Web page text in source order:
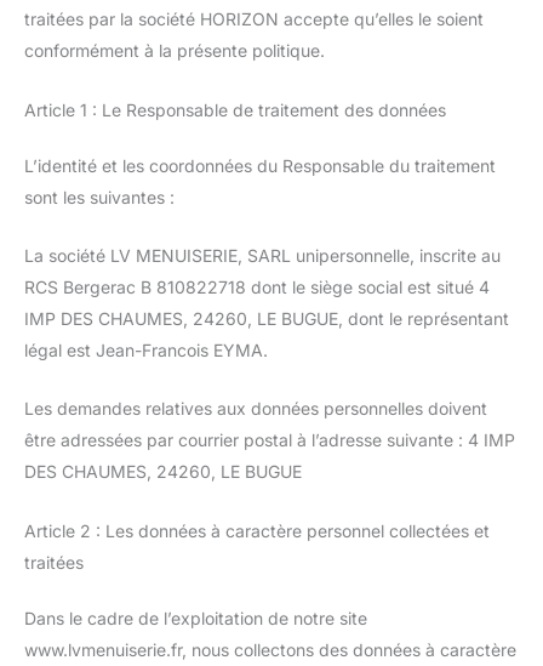
traitées par la société HORIZON accepte qu’elles le soient
conformément à la présente politique.
Article 1 : Le Responsable de traitement des données
L’identité et les coordonnées du Responsable du traitement
sont les suivantes :
La société LV MENUISERIE, SARL unipersonnelle, inscrite au
RCS Bergerac B 810822718 dont le siège social est situé 4
IMP DES CHAUMES, 24260, LE BUGUE, dont le représentant
légal est Jean-Francois EYMA.
Les demandes relatives aux données personnelles doivent
être adressées par courrier postal à l’adresse suivante : 4 IMP
DES CHAUMES, 24260, LE BUGUE
Article 2 : Les données à caractère personnel collectées et
traitées
Dans le cadre de l’exploitation de notre site
www.lvmenuiserie.fr, nous collectons des données à caractère